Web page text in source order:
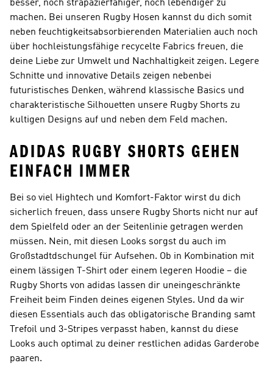
besser, noch strapazierfähiger, noch lebendiger zu
machen. Bei unseren Rugby Hosen kannst du dich somit
neben feuchtigkeitsabsorbierenden Materialien auch noch
über hochleistungsfähige recycelte Fabrics freuen, die
deine Liebe zur Umwelt und Nachhaltigkeit zeigen. Legere
Schnitte und innovative Details zeigen nebenbei
futuristisches Denken, während klassische Basics und
charakteristische Silhouetten unsere Rugby Shorts zu
kultigen Designs auf und neben dem Feld machen.
ADIDAS RUGBY SHORTS GEHEN
EINFACH IMMER
Bei so viel Hightech und Komfort-Faktor wirst du dich
sicherlich freuen, dass unsere Rugby Shorts nicht nur auf
dem Spielfeld oder an der Seitenlinie getragen werden
müssen. Nein, mit diesen Looks sorgst du auch im
Großstadtdschungel für Aufsehen. Ob in Kombination mit
einem lässigen T-Shirt oder einem legeren Hoodie – die
Rugby Shorts von adidas lassen dir uneingeschränkte
Freiheit beim Finden deines eigenen Styles. Und da wir
diesen Essentials auch das obligatorische Branding samt
Trefoil und 3-Stripes verpasst haben, kannst du diese
Looks auch optimal zu deiner restlichen adidas Garderobe
paaren.